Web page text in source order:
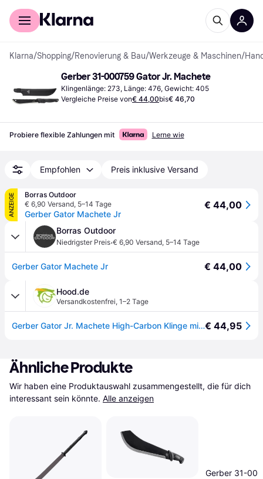
Für Shopper
Klarna/Shopping/Renovierung & Bau/Werkzeuge & Maschinen/
Gerber 31-000759 Gator Jr. Machete
Klingenlänge: 273, Länge: 476, Gewicht: 405
Vergleiche Preise von€ 44,00bis€ 46,70
Probiere flexible Zahlungen mit Lerne wie
Empfohlen Preis inklusive Versand
ANZEIGE
Borras Outdoor
€ 6,90 Versand, 5–14 Tage
Gerber Gator Machete Jr
€ 44,00
Borras Outdoor
Niedrigster Preis·€ 6,90 Versand, 5–14 Tage
Gerber Gator Machete Jr € 44,00
Hood.de
Versandkostenfrei, 1–2 Tage
Gerber Gator Jr. Machete High-Carbon Klinge mit Nylonscheide€ 44,95
Ähnliche Produkte
Wir haben eine Produktauswahl zusammengestellt, die für dich
interessant sein könnte. Alle anzeigen
Gerber 31-